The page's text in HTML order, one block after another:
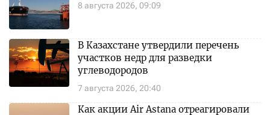
8 августа 2026, 09:09
7 августа 2026, 20:40
В Казахстане утвердили перечень
участков недр для разведки
углеводородов
Как акции Air Astana отреагировали